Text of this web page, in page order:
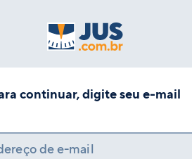
continuar, digite seu e-mail
de e-mail